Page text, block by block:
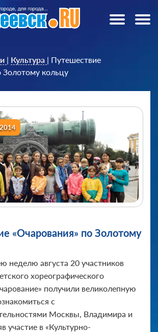
| Культура | Путешествие
Золотому кольцу
«Очарования» по Золотому
неделю августа 20 участников
хореографического
получили великолепную
с
Москвы, Владимира и
участие в «Культурно-